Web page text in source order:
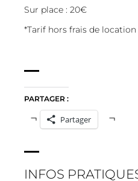
Sur place : 20€
*Tarif hors frais de location
PARTAGER :
Partager
INFOS